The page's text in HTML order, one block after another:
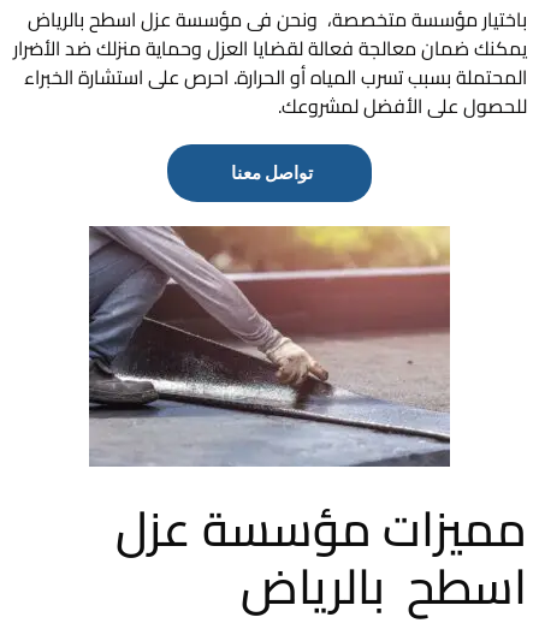
باختيار مؤسسة متخصصة، ونحن فى مؤسسة عزل اسطح بالرياض
يمكنك ضمان معالجة فعالة لقضايا العزل وحماية منزلك ضد الأضرار
المحتملة بسبب تسرب المياه أو الحرارة. احرص على استشارة الخبراء
للحصول على الأفضل لمشروعك.
تواصل معنا
مميزات مؤسسة عزل
اسطح بالرياض